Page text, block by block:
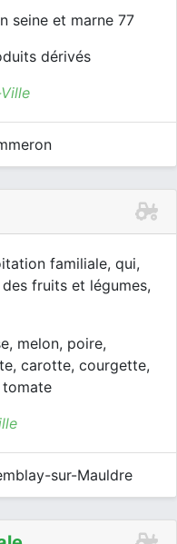
seine et marne 77
dérivés
familiale, qui,
fruits et légumes,
melon, poire,
carotte, courgette,
tomate
sur-Mauldre